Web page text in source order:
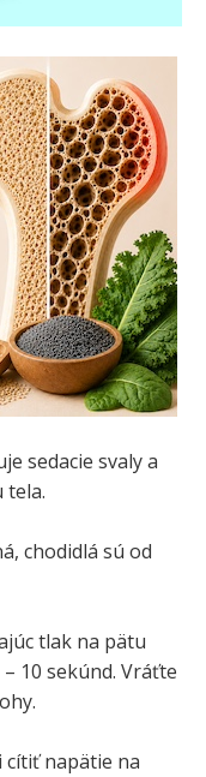
sedacie svaly a
tela.
chodidlá sú od
tlak na pätu
10 sekúnd. Vráťte
cítiť napätie na